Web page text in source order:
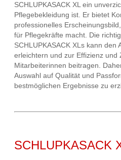
SCHLUPKASACK XL ein
Pflegebekleidung ist. Er bietet
professionelles
für Pflegekräfte macht. Die
SCHLUPKASACK XLs kann den
erleichtern und zur Effizienz und
Mitarbeiterinnen beitragen.
Auswahl auf Qualität und
bestmöglichen Ergebnisse zu
SCHLUPKASACK